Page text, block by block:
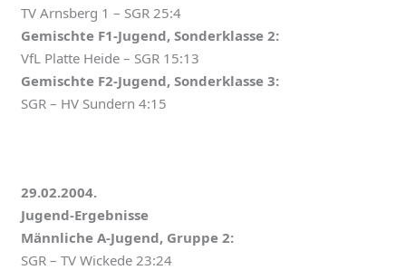
TV Arnsberg 1 – SGR 25:4
Gemischte F1-Jugend, Sonderklasse 2:
VfL Platte Heide – SGR 15:13
Gemischte F2-Jugend, Sonderklasse 3:
SGR – HV Sundern 4:15
29.02.2004.
Jugend-Ergebnisse
Männliche A-Jugend, Gruppe 2:
SGR – TV Wickede 23:24